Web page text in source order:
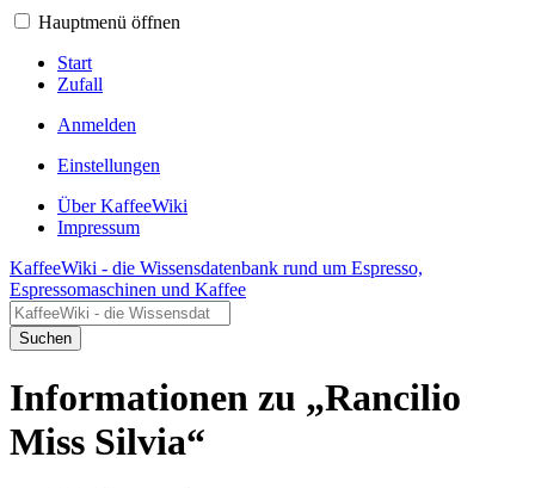
Hauptmenü öffnen
Start
Zufall
Anmelden
Einstellungen
Über KaffeeWiki
Impressum
KaffeeWiki - die Wissensdatenbank rund um Espresso,
Espressomaschinen und Kaffee
Suchen
Informationen zu „Rancilio
Miss Silvia“